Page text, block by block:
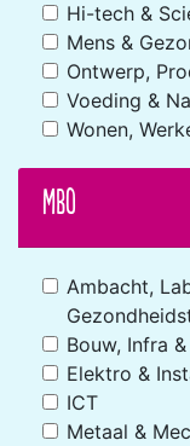
Hi-tech &
Mens &
Ontwerp,
Voeding &
Wonen,
MBO
Ambacht,
Bouw, Infra
Elektro &
ICT
Metaal &